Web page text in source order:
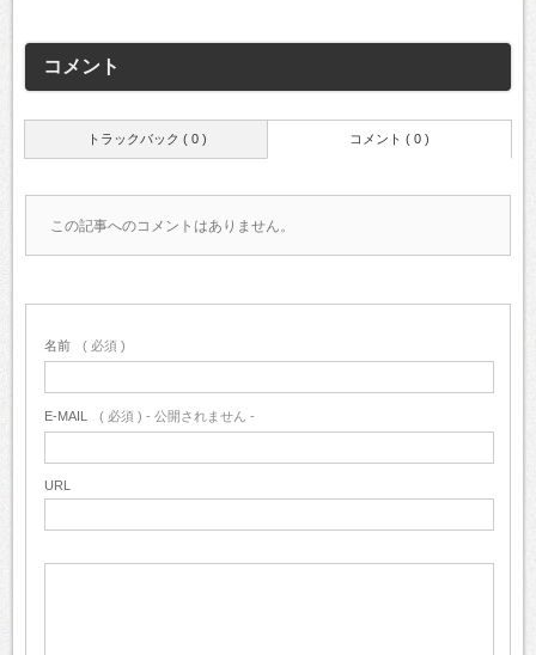
コメント
トラックバック ( 0 ) コメント ( 0 )
この記事へのコメントはありません。
名前 ( 必須 )
E-MAIL ( 必須 ) - 公開されません -
URL